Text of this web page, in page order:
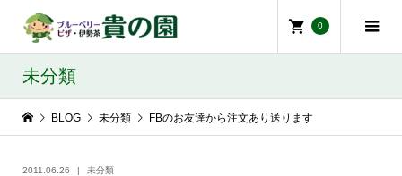
0
未分類
BLOG 未分類 FBのお友達から注文あり送ります
2011.06.26 未分類